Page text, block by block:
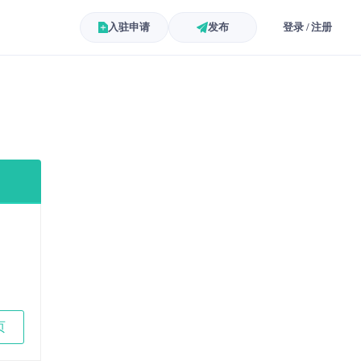
入驻申请 发布 登录 / 注册